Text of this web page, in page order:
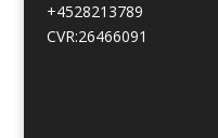
+4528213789
CVR:26466091